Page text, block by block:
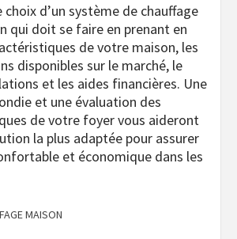
d’un système de chauffage
qui doit se faire en prenant en
de votre maison, les
disponibles sur le marché, le
et les aides financières. Une
et une évaluation des
de votre foyer vous aideront
la plus adaptée pour assurer
et économique dans les
MAISON